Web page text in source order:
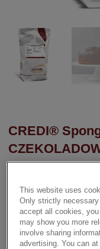
CREDI®
ciasta biszkoptowego
nadaje się do
✔ Łatwa w użyciu
This website uses
Only strictly
accept all cookies,
may show you more
involve sharing
advertising. You can